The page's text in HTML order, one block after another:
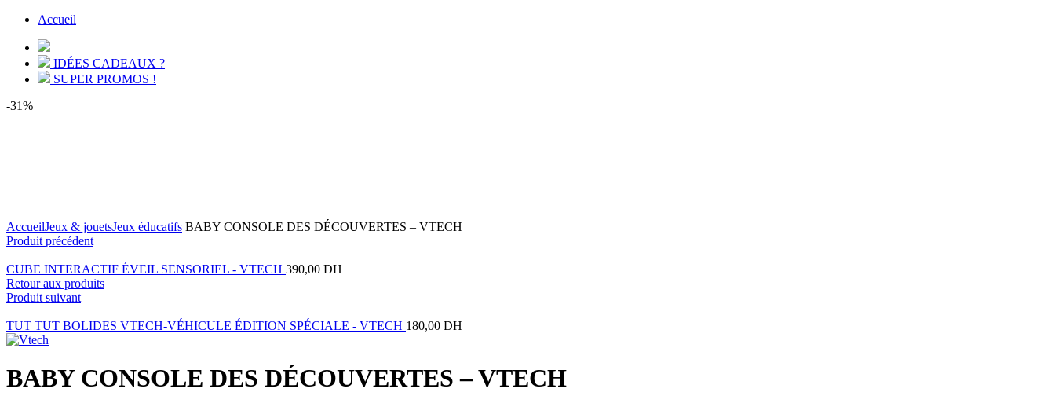
Accueil
IDÉES CADEAUX ?
SUPER PROMOS !
-31%
AccueilJeux & jouetsJeux éducatifs BABY CONSOLE DES DÉCOUVERTES – VTECH
Produit précédent
CUBE INTERACTIF ÉVEIL SENSORIEL - VTECH 390,00 DH
Retour aux produits
Produit suivant
TUT TUT BOLIDES VTECH-VÉHICULE ÉDITION SPÉCIALE - VTECH 180,00 DH
BABY CONSOLE DES DÉCOUVERTES – VTECH